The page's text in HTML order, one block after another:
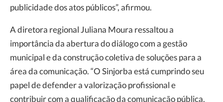
publicidade dos atos públicos”, afirmou.
A diretora regional Juliana Moura ressaltou a
importância da abertura do diálogo com a gestão
municipal e da construção coletiva de soluções para a
área da comunicação. “O Sinjorba está cumprindo seu
papel de defender a valorização profissional e
contribuir com a qualificação da comunicação pública.